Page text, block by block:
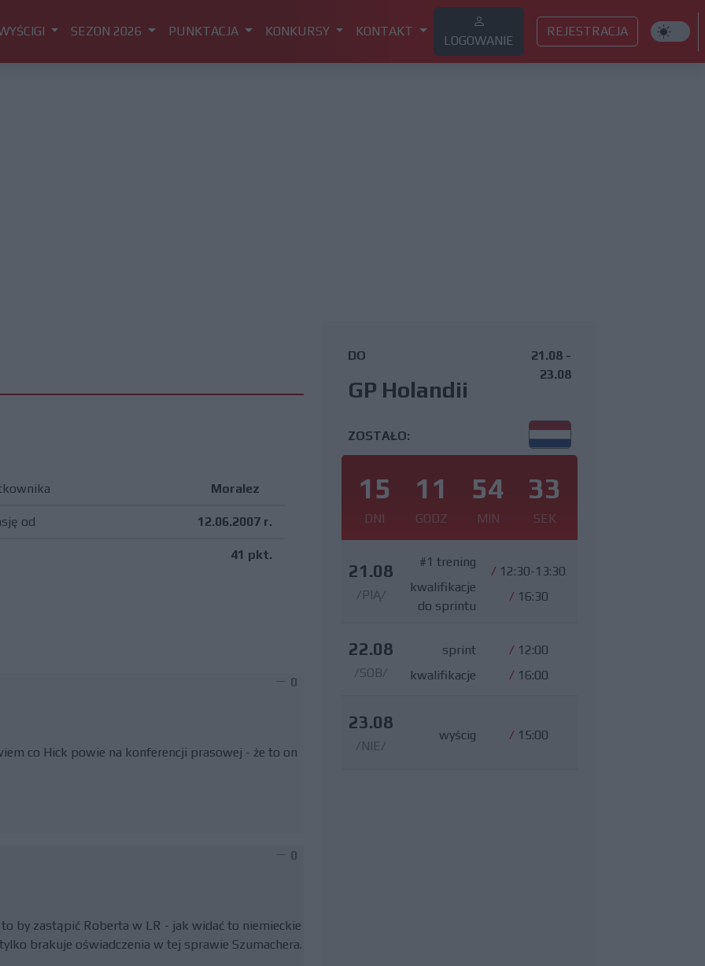
SEZON 2026 PUNKTACJA KONKURSY KONTAKT
LOGOWANIE
REJESTRACJA
Moralez
od 12.06.2007 r.
41 pkt.
0
co Hick powie na konferencji prasowej - że to on
0
to by zastąpić Roberta w LR - jak widać to niemieckie
brakuje oświadczenia w tej sprawie Szumachera.
DO
GP Holandii
21.08 -
23.08
ZOSTAŁO:
15
DNI
11
GODZ
54
MIN
32
SEK
21.08
/PIĄ/
#1 trening
kwalifikacje
do sprintu
/ 12:30-13:30
/ 16:30
22.08
/SOB/
sprint
kwalifikacje
/ 12:00
/ 16:00
23.08
/NIE/
wyścig / 15:00